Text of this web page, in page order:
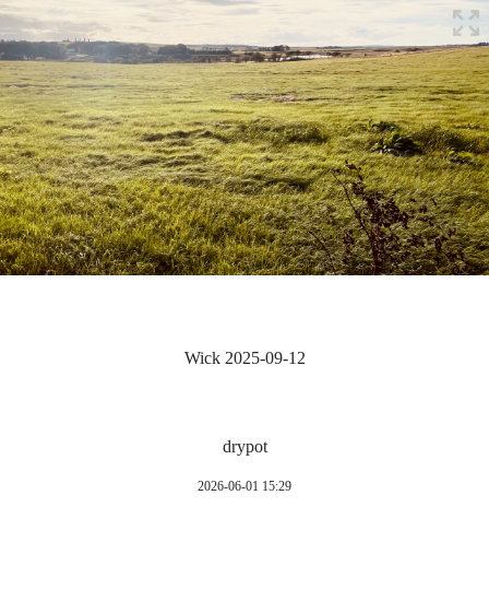
Wick 2025-09-12
drypot
2026-06-01 15:29